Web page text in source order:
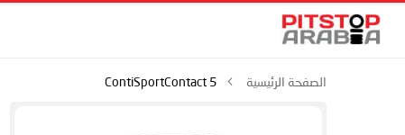
الصفحة الرئيسية ContiSportContact 5